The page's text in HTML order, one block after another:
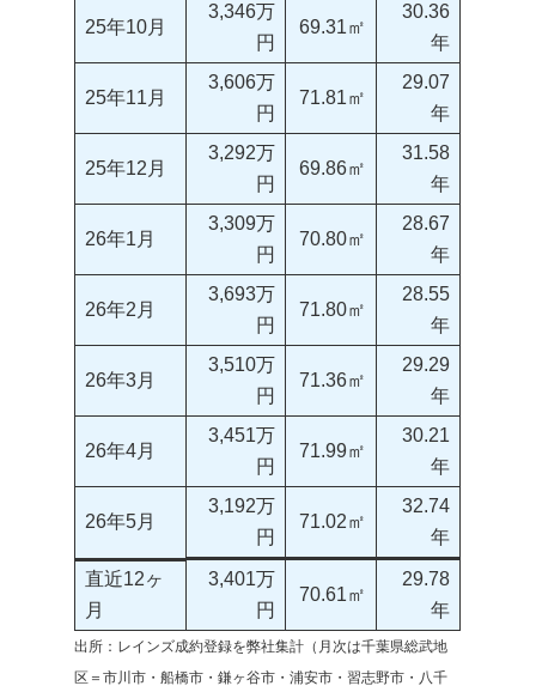
25年10月
3,346万
円
69.31㎡
30.36
年
25年11月
3,606万
円
71.81㎡
29.07
年
25年12月
3,292万
円
69.86㎡
31.58
年
26年1月
3,309万
円
70.80㎡
28.67
年
26年2月
3,693万
円
71.80㎡
28.55
年
26年3月
3,510万
円
71.36㎡
29.29
年
26年4月
3,451万
円
71.99㎡
30.21
年
26年5月
3,192万
円
71.02㎡
32.74
年
直近12ヶ
月
3,401万
円
70.61㎡
29.78
年
出所：レインズ成約登録を弊社集計（月次は千葉県総武地
区＝市川市・船橋市・鎌ヶ谷市・浦安市・習志野市・八千